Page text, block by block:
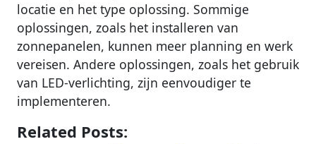
locatie en het type oplossing. Sommige
oplossingen, zoals het installeren van
zonnepanelen, kunnen meer planning en werk
vereisen. Andere oplossingen, zoals het gebruik
van LED-verlichting, zijn eenvoudiger te
implementeren.
Related Posts: